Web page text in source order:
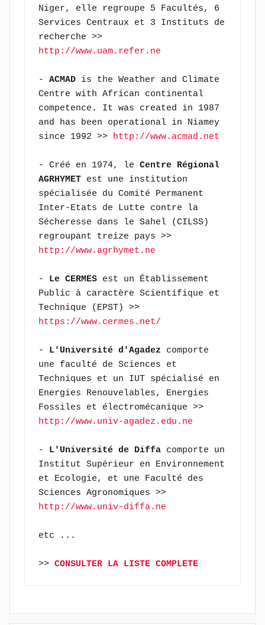
Niger, elle regroupe 5 Facultés, 6
Services Centraux et 3 Instituts de
recherche >>
http://www.uam.refer.ne
- ACMAD is the Weather and Climate
Centre with African continental
competence. It was created in 1987
and has been operational in Niamey
since 1992 >> http://www.acmad.net
- Créé en 1974, le Centre Régional
AGRHYMET est une institution
spécialisée du Comité Permanent
Inter-Etats de Lutte contre la
Sécheresse dans le Sahel (CILSS)
regroupant treize pays >>
http://www.agrhymet.ne
- Le CERMES est un Établissement
Public à caractère Scientifique et
Technique (EPST) >>
https://www.cermes.net/
- L'Université d'Agadez comporte
une faculté de Sciences et
Techniques et un IUT spécialisé en
Energies Renouvelables, Energies
Fossiles et électromécanique >>
http://www.univ-agadez.edu.ne
- L'Université de Diffa comporte un
Institut Supérieur en Environnement
et Ecologie, et une Faculté des
Sciences Agronomiques >>
http://www.univ-diffa.ne
etc ...
>> CONSULTER LA LISTE COMPLETE